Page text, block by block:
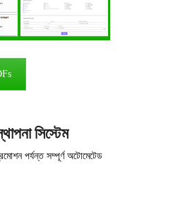
সিস্টেম
পর্যন্ত সম্পূর্ণ অটোমেটেড